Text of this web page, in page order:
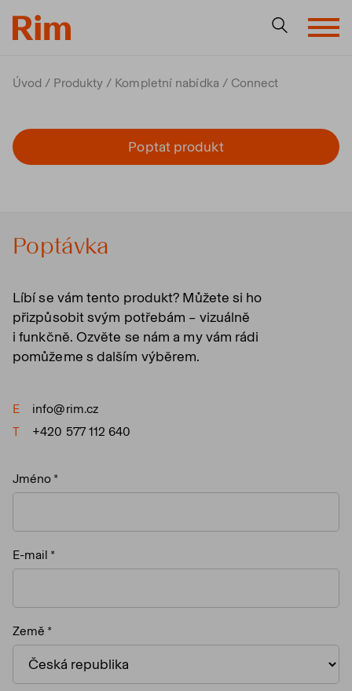
Úvod Produkty Kompletní nabídka Connect
Poptat produkt
Poptávka
Líbí se vám tento produkt? Můžete si ho
přizpůsobit svým potřebám – vizuálně
i funkčně. Ozvěte se nám a my vám rádi
pomůžeme s dalším výběrem.
E
info@rim.cz
T
+420 577 112 640
Jméno
E-mail
Země